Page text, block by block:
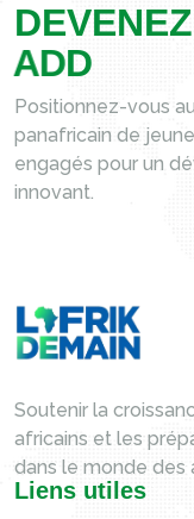
DEVENEZ
ADD
Positionnez-vous
panafricain de
engagés pour un
innovant.
Soutenir la
africains et les
dans le monde des
Liens utiles